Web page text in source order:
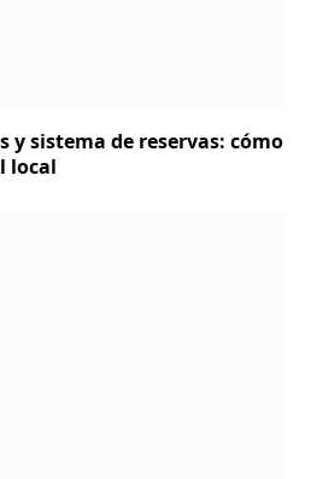
y sistema de reservas: cómo
local